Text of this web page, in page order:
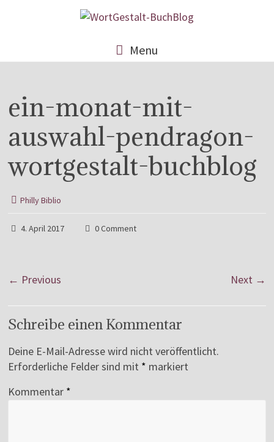
Menu
ein-monat-mit-
auswahl-pendragon-
wortgestalt-buchblog
Philly Biblio
4. April 2017 0 Comment
← Previous Next →
Schreibe einen Kommentar
Deine E-Mail-Adresse wird nicht veröffentlicht.
Erforderliche Felder sind mit * markiert
Kommentar *